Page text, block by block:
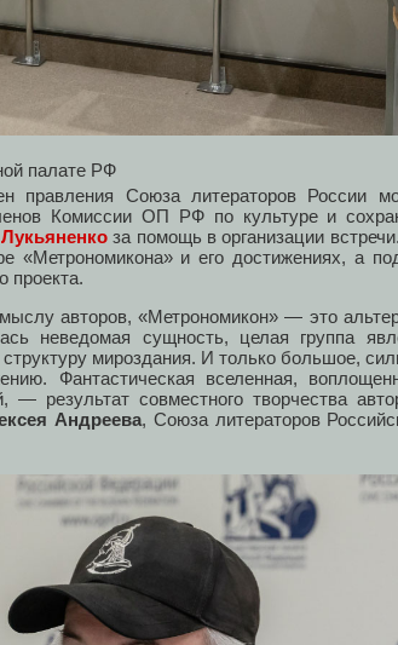
палате РФ
правления Союза литераторов России
Комиссии ОП РФ по культуре и
за помощь в организации
«Метрономикона» и его достижениях, а
проекта.
авторов, «Метрономикон» — это
неведомая сущность, целая группа
мироздания. И только большое,
Фантастическая вселенная,
— результат совместного творчества
Андреева, Союза литераторов